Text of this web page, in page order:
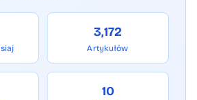
3,172
Artykułów
10